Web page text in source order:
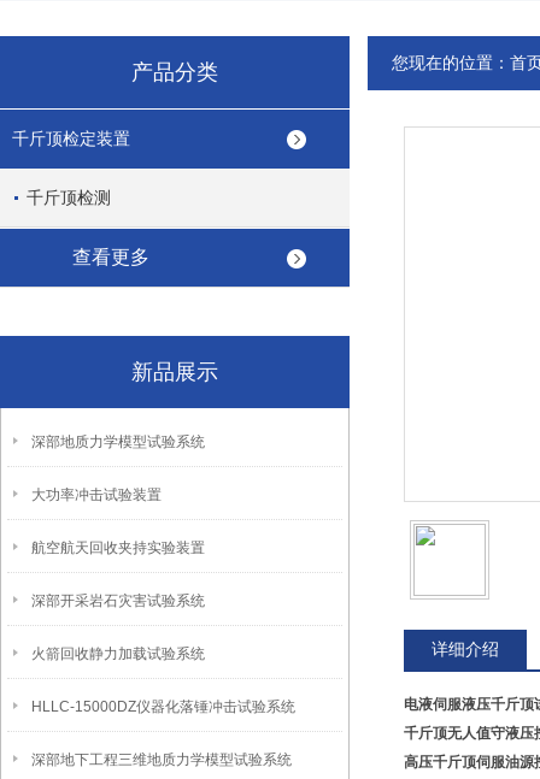
产品分类
千斤顶检定装置
千斤顶检测
查看更多
新品展示
深部地质力学模型试验系统
大功率冲击试验装置
航空航天回收夹持实验装置
深部开采岩石灾害试验系统
火箭回收静力加载试验系统
HLLC-15000DZ仪器化落锤冲击试验系统
深部地下工程三维地质力学模型试验系统
您现在的位置： 首
详细介绍
电液伺服液压千斤顶
千斤顶无人值守液压
高压千斤顶伺服油源